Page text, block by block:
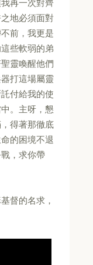
再一次對齊
地必須面對
前，我更是
些軟弱的弟
靈喚醒他們
打這場屬靈
付給我的使
。主呀，懇
得著那徹底
的困境不退
，求你帶
督的名求，